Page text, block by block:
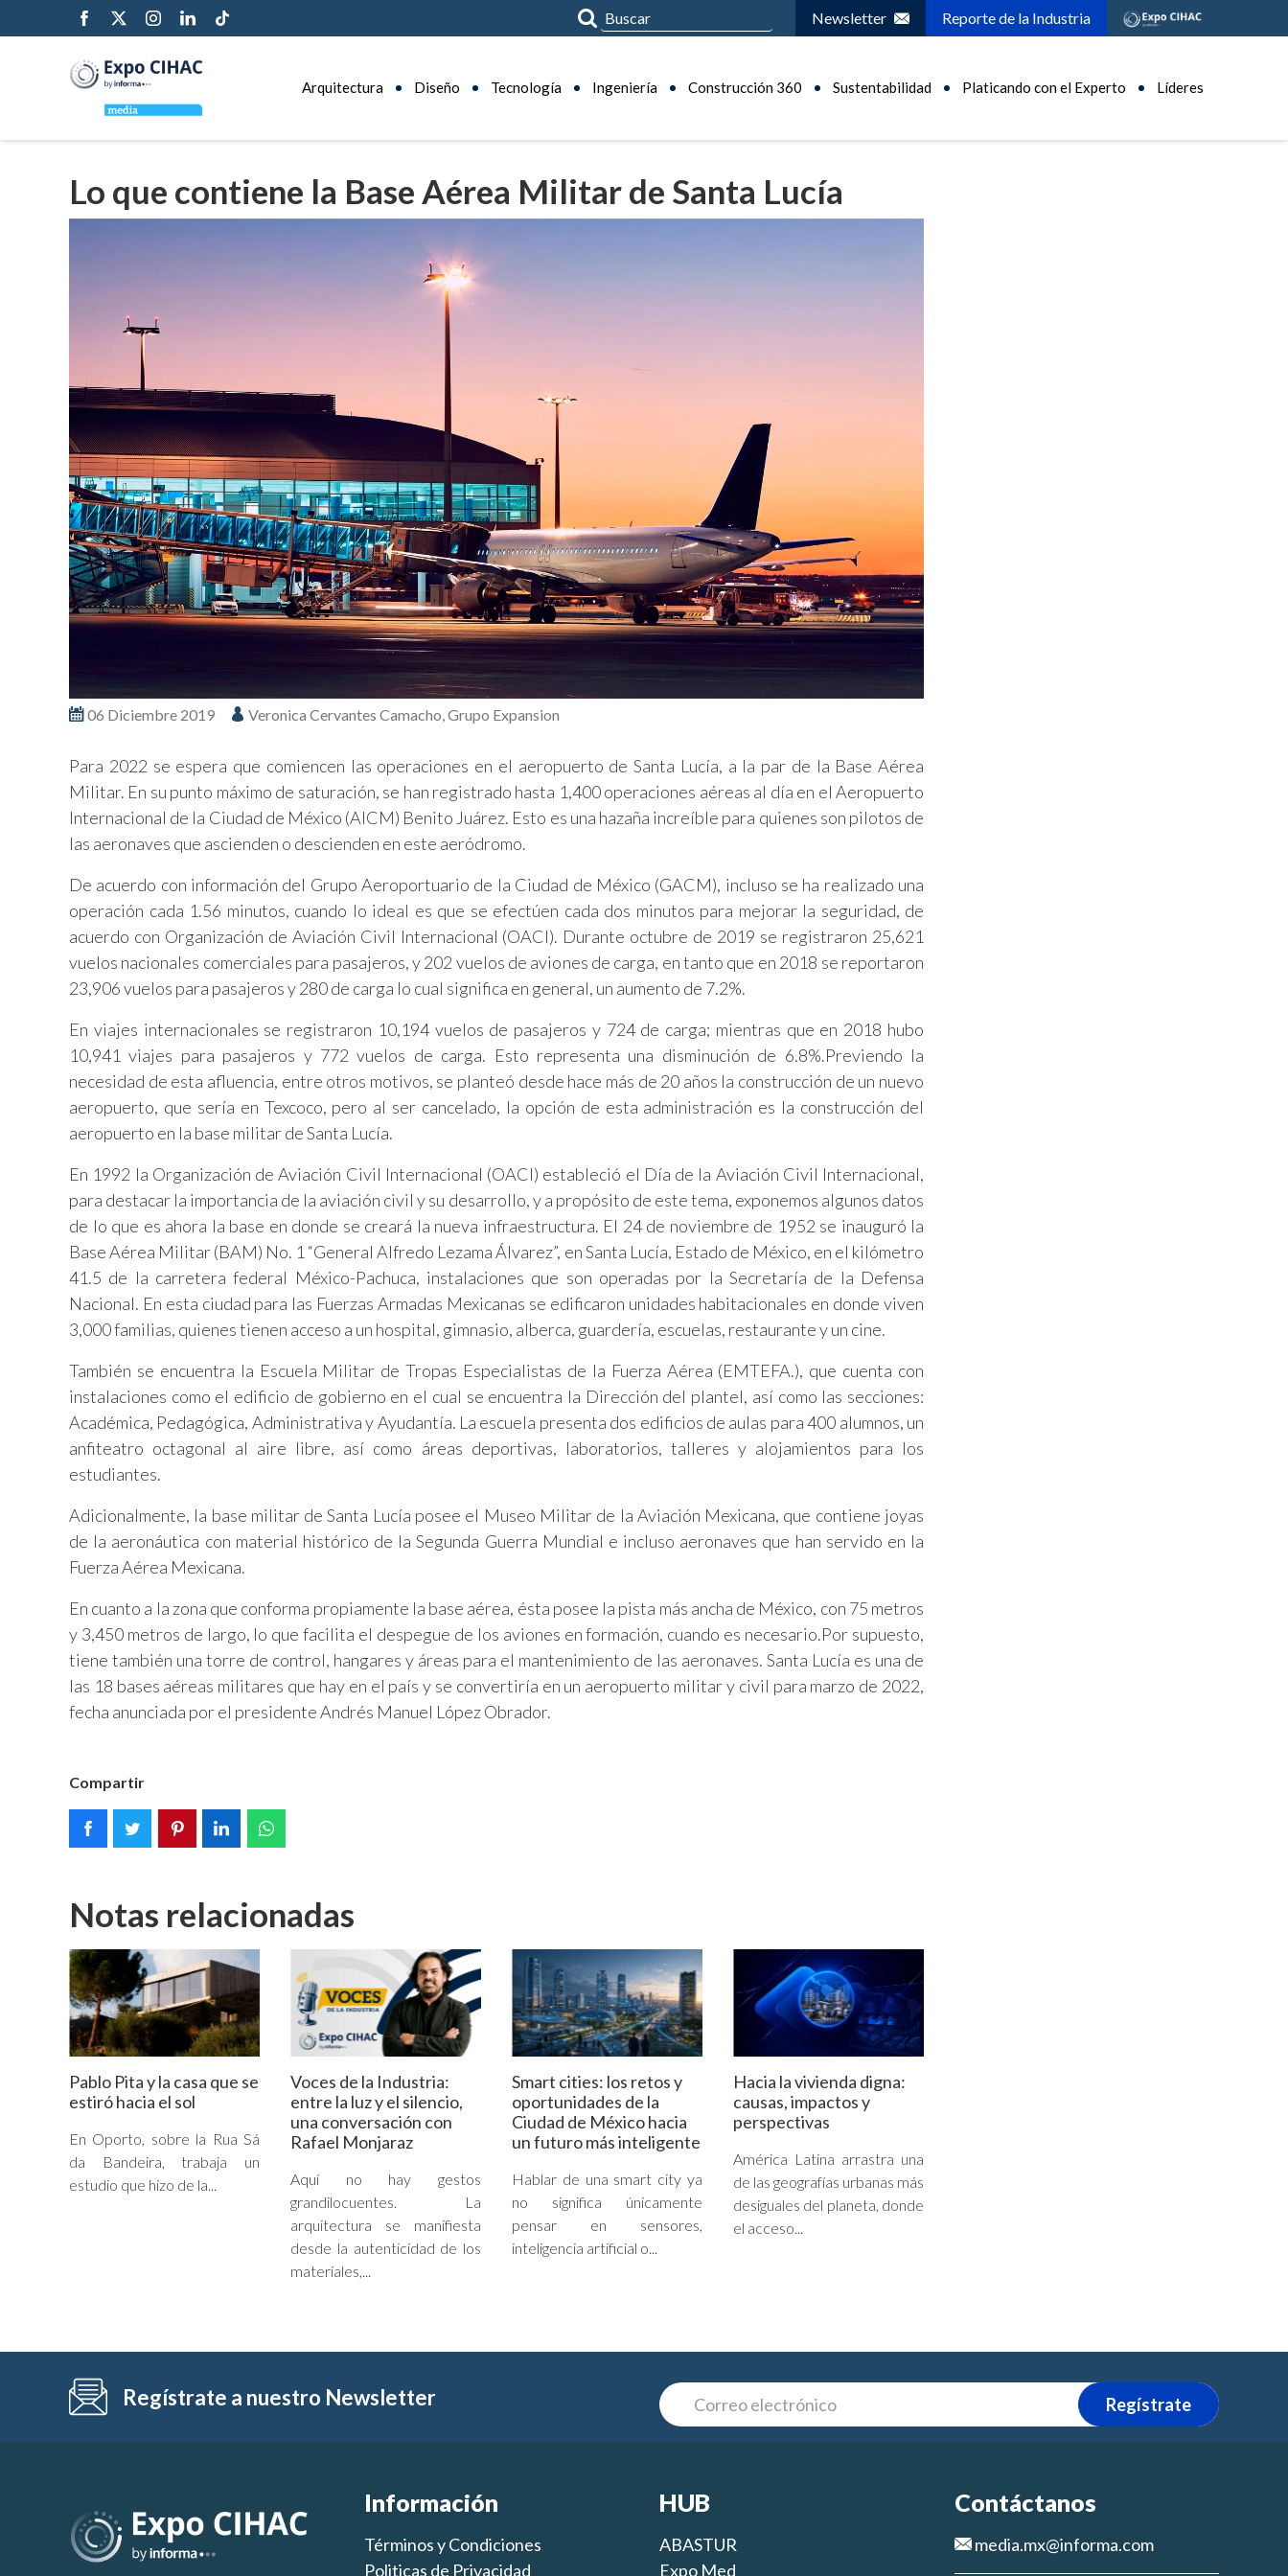
Newsletter Reporte de la Industria
Arquitectura Diseño Tecnología Ingeniería Construcción 360 Sustentabilidad Platicando con el Experto Líderes
Lo que contiene la Base Aérea Militar de Santa Lucía
06 Diciembre 2019 Veronica Cervantes Camacho, Grupo Expansion
Para 2022 se espera que comiencen las operaciones en el aeropuerto de Santa Lucía, a la par de la Base Aérea
Militar. En su punto máximo de saturación, se han registrado hasta 1,400 operaciones aéreas al día en el Aeropuerto
Internacional de la Ciudad de México (AICM) Benito Juárez. Esto es una hazaña increíble para quienes son pilotos de
las aeronaves que ascienden o descienden en este aeródromo.
De acuerdo con información del Grupo Aeroportuario de la Ciudad de México (GACM), incluso se ha realizado una
operación cada 1.56 minutos, cuando lo ideal es que se efectúen cada dos minutos para mejorar la seguridad, de
acuerdo con Organización de Aviación Civil Internacional (OACI). Durante octubre de 2019 se registraron 25,621
vuelos nacionales comerciales para pasajeros, y 202 vuelos de aviones de carga, en tanto que en 2018 se reportaron
23,906 vuelos para pasajeros y 280 de carga lo cual significa en general, un aumento de 7.2%.
En viajes internacionales se registraron 10,194 vuelos de pasajeros y 724 de carga; mientras que en 2018 hubo
10,941 viajes para pasajeros y 772 vuelos de carga. Esto representa una disminución de 6.8%.Previendo la
necesidad de esta afluencia, entre otros motivos, se planteó desde hace más de 20 años la construcción de un nuevo
aeropuerto, que sería en Texcoco, pero al ser cancelado, la opción de esta administración es la construcción del
aeropuerto en la base militar de Santa Lucía.
En 1992 la Organización de Aviación Civil Internacional (OACI) estableció el Día de la Aviación Civil Internacional,
para destacar la importancia de la aviación civil y su desarrollo, y a propósito de este tema, exponemos algunos datos
de lo que es ahora la base en donde se creará la nueva infraestructura. El 24 de noviembre de 1952 se inauguró la
Base Aérea Militar (BAM) No. 1 “General Alfredo Lezama Álvarez”, en Santa Lucía, Estado de México, en el kilómetro
41.5 de la carretera federal México-Pachuca, instalaciones que son operadas por la Secretaría de la Defensa
Nacional. En esta ciudad para las Fuerzas Armadas Mexicanas se edificaron unidades habitacionales en donde viven
3,000 familias, quienes tienen acceso a un hospital, gimnasio, alberca, guardería, escuelas, restaurante y un cine.
También se encuentra la Escuela Militar de Tropas Especialistas de la Fuerza Aérea (EMTEFA.), que cuenta con
instalaciones como el edificio de gobierno en el cual se encuentra la Dirección del plantel, así como las secciones:
Académica, Pedagógica, Administrativa y Ayudantía. La escuela presenta dos edificios de aulas para 400 alumnos, un
anfiteatro octagonal al aire libre, así como áreas deportivas, laboratorios, talleres y alojamientos para los
estudiantes.
Adicionalmente, la base militar de Santa Lucía posee el Museo Militar de la Aviación Mexicana, que contiene joyas
de la aeronáutica con material histórico de la Segunda Guerra Mundial e incluso aeronaves que han servido en la
Fuerza Aérea Mexicana.
En cuanto a la zona que conforma propiamente la base aérea, ésta posee la pista más ancha de México, con 75 metros
y 3,450 metros de largo, lo que facilita el despegue de los aviones en formación, cuando es necesario.Por supuesto,
tiene también una torre de control, hangares y áreas para el mantenimiento de las aeronaves. Santa Lucía es una de
las 18 bases aéreas militares que hay en el país y se convertiría en un aeropuerto militar y civil para marzo de 2022,
fecha anunciada por el presidente Andrés Manuel López Obrador.
Compartir
Notas relacionadas
Pablo Pita y la casa que se
estiró hacia el sol
En Oporto, sobre la Rua Sá
da Bandeira, trabaja un
estudio que hizo de la...
Voces de la Industria:
entre la luz y el silencio,
una conversación con
Rafael Monjaraz
Aquí no hay gestos
grandilocuentes. La
arquitectura se manifiesta
desde la autenticidad de los
materiales,...
Smart cities: los retos y
oportunidades de la
Ciudad de México hacia
un futuro más inteligente
Hablar de una smart city ya
no significa únicamente
pensar en sensores,
inteligencia artificial o...
Hacia la vivienda digna:
causas, impactos y
perspectivas
América Latina arrastra una
de las geografías urbanas más
desiguales del planeta, donde
el acceso...
Regístrate a nuestro Newsletter Regístrate
Información
Términos y Condiciones
Politicas de Privacidad
HUB
ABASTUR
Expo Med
Contáctanos
media.mx@informa.com